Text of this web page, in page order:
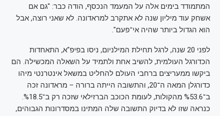
המתמודד בימים אלה על המעמד הנכסף, הודה כבר: "גם אם
אשחק עוד מיליון שנה לא אתקרב למראדונה. לא שאני רוצה, אבל
הוא הגדול ביותר שהיה אי־פעם".
לפני 20 שנה, לרגל תחילת המילניום, ניסו בפיפ"א, התאחדות
הכדורגל העולמית, להשיב אחת ולתמיד על השאלה המכשילה. הם
ביקשו ממעריצים ברחבי העולם להחליט במשאל אינטרנטי מיהו
כדורגלן המאה ה־20, והתשובה הייתה ברורה – מראדונה זכה
ב־%53.6 מהקולות, לעומת הכוכב הברזילאי שזכה רק ב־%18.5.
כנראה שזו לא בדיוק התשובה שלה המתינו במסדרונות הגבוהים,